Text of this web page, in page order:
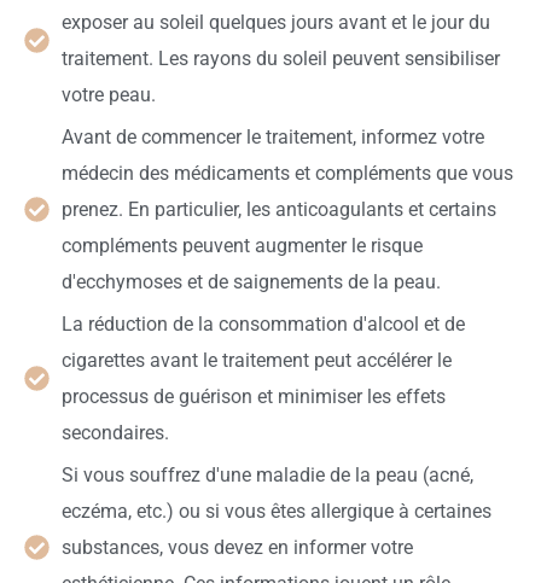
exposer au soleil quelques jours avant et le jour du
traitement. Les rayons du soleil peuvent sensibiliser
votre peau.
Avant de commencer le traitement, informez votre
médecin des médicaments et compléments que vous
prenez. En particulier, les anticoagulants et certains
compléments peuvent augmenter le risque
d'ecchymoses et de saignements de la peau.
La réduction de la consommation d'alcool et de
cigarettes avant le traitement peut accélérer le
processus de guérison et minimiser les effets
secondaires.
Si vous souffrez d'une maladie de la peau (acné,
eczéma, etc.) ou si vous êtes allergique à certaines
substances, vous devez en informer votre